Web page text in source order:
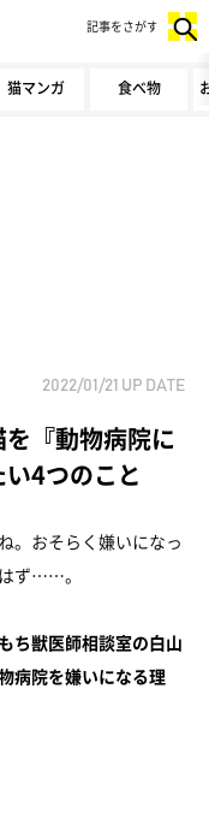
猫マンガ 食べ物
記事をさがす
2022/01/21 UP DATE
『動物病院に
4つのこと
。おそらく嫌いになっ
ず……。
ち獣医師相談室の白山
病院を嫌いになる理